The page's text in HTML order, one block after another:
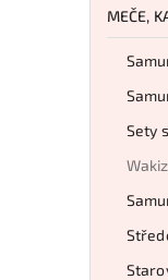
MEČE,
Sety